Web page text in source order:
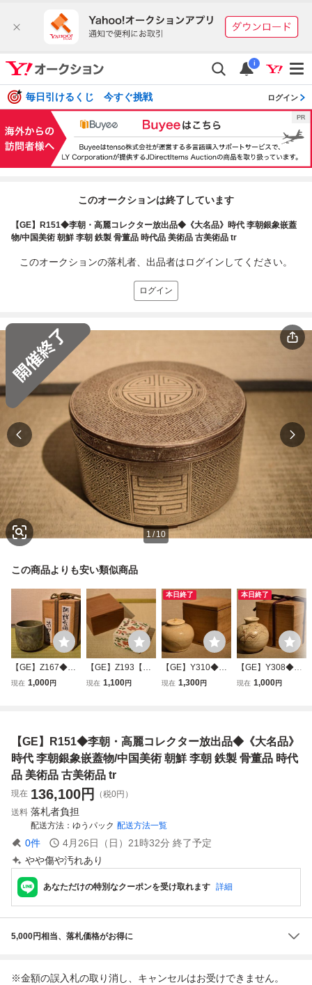
i
毎日引けるくじ 今すぐ挑戦 ログイン
このオークションは終了しています
【GE】R151◆李朝・高麗コレクター放出品◆《大名品》時代 李朝銀象嵌蓋
物/中国美術 朝鮮 李朝 鉄製 骨董品 時代品 美術品 古美術品 tr
このオークションの落札者、出品者はログインしてください。
ログイン
1/ 10
この商品よりも安い類似商品
【GE】Z167◆李
朝・高麗コレクタ
董品 時代品 美術
品 古美術品 ys
現在 1,000円
【GE】Z193【コ
レクター所蔵品】
骨董品 時代品 美
術品 古美術品 mv
現在 1,100円
本日終了
【GE】Y310◆李
朝・高麗コレクタ
董品 時代品 美術
品 古美術品 sht
現在 1,300円
本日終了
【GE】Y308◆李
朝・高麗コレクタ
品 時代品 美術品
古美術品 ba
現在 1,000円
【GE】R151◆李朝・高麗コレクター放出品◆《大名品》
時代 李朝銀象嵌蓋物/中国美術 朝鮮 李朝 鉄製 骨董品 時代
品 美術品 古美術品 tr
現在 136,100円
（税0円）
送料 落札者負担
配送方法 ゆうパック 配送方法一覧
0件 4月26日（日）21時32分 終了予定
やや傷や汚れあり
あなただけの特別なクーポンを受け取れます 詳細
5,000円相当、落札価格がお得に
※金額の誤入札の取り消し、キャンセルはお受けできません。